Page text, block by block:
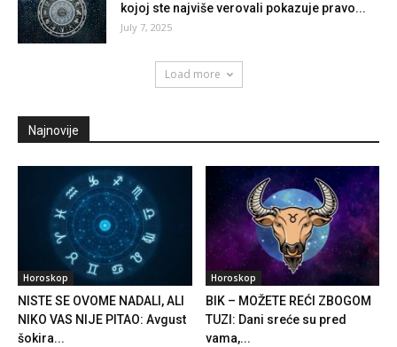
kojoj ste najviše verovali pokazuje pravo...
July 7, 2025
Load more
Najnovije
Horoskop
NISTE SE OVOME NADALI, ALI
NIKO VAS NIJE PITAO: Avgust
šokira...
Horoskop
BIK – MOŽETE REĆI ZBOGOM
TUZI: Dani sreće su pred
vama,...